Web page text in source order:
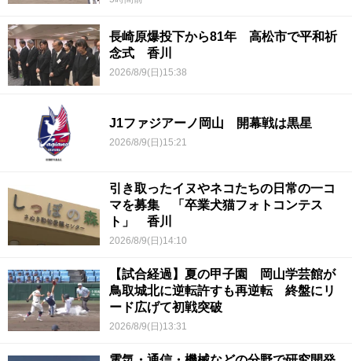
長崎原爆投下から81年 高松市で平和祈
念式 香川
2026/8/9(日)15:38
J1ファジアーノ岡山 開幕戦は黒星
2026/8/9(日)15:21
引き取ったイヌやネコたちの日常の一コ
マを募集 「卒業犬猫フォトコンテス
ト」 香川
2026/8/9(日)14:10
【試合経過】夏の甲子園 岡山学芸館が
鳥取城北に逆転許すも再逆転 終盤にリ
ード広げて初戦突破
2026/8/9(日)13:31